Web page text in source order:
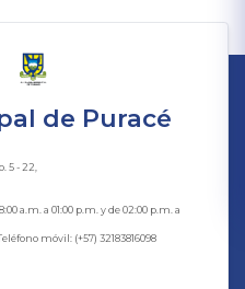
de Puracé
5 - 22,
a.m. a 01:00 p.m. y de 02:00 p.m. a
móvil: (+57) 32183816098